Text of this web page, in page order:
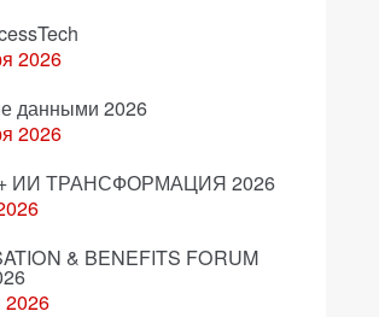
2026
данными 2026
2026
+ ИИ ТРАНСФОРМАЦИЯ 2026
& BENEFITS FORUM
2026